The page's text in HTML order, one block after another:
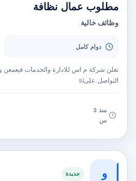
مطلوب عمال نظافة
وظائف خالية
دوام كامل
التواصل على‎ si ‏
منذ 3
س
و جديدة